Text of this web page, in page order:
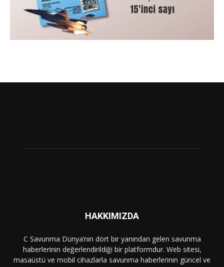
HAKKIMIZDA
C Savunma Dünya’nın dört bir yanından gelen savunma
haberlerinin değerlendirildiği bir platformdur. Web sitesi,
masaüstü ve mobil cihazlarla savunma haberlerinin güncel ve